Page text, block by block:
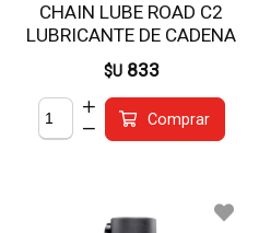
CHAIN LUBE ROAD C2
LUBRICANTE DE CADENA
$U 833
Comprar